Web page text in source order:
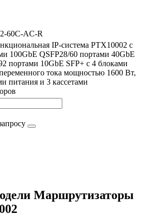
60C-AC-R
IP-система PTX10002 с
100GbE QSFP28/60 портами 40GbE
портами 10GbE SFP+ с 4 блоками
тока мощностью 1600 Вт,
питания и 3 кассетами
Маршрутизаторы